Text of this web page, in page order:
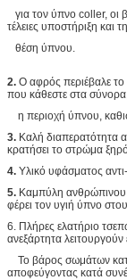
για τον ύπνο coller, οι
τέλειες υποστήριξη και
θέση ύπνου.
2. Ο αφρός περιέβαλε το
που κάθεστε στα σύνορα,
η περιοχή ύπνου,
3. Καλή διαπερατότητα
κρατήσει το στρώμα
4. Υλικό υφάσματος
5. Καμπύλη ανθρώπινου
φέρει τον υγιή ύπνο
6. Πλήρες ελατήριο
ανεξάρτητα
Το βάρος σωμάτων
αποφεύγοντας κατά